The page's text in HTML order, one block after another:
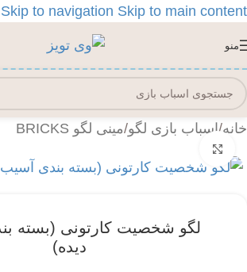
Skip to navigation Skip to main content
منو
خانه/اسباب بازی لگو/مینی لگو BRICKS
لگو شخصیت کارتونی (بسته
دیده)